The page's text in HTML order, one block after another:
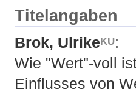
Titelangaben
Brok, Ulrike
:
Wie "Wert"-voll
Einflusses von